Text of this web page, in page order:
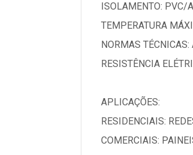
ISOLAMENTO: PVC/
TEMPERATURA
NORMAS
RESISTÊNCIA
APLICAÇÕES:
RESIDENCIAIS:
COMERCIAIS: